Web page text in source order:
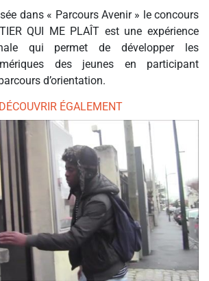
dans « Parcours Avenir » le concours
QUI ME PLAÎT est une expérience
qui permet de développer les
des jeunes en participant
d’orientation.
ÉGALEMENT